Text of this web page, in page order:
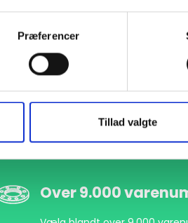
Præferencer
Tillad valgte
Over 9.000